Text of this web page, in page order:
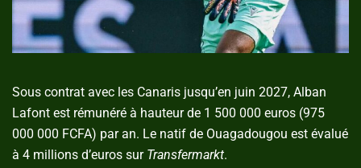
Sous contrat avec les Canaris jusqu’en juin 2027, Alban
Lafont est rémunéré à hauteur de 1 500 000 euros (975
000 000 FCFA) par an. Le natif de Ouagadougou est évalué
à 4 millions d’euros sur Transfermarkt.